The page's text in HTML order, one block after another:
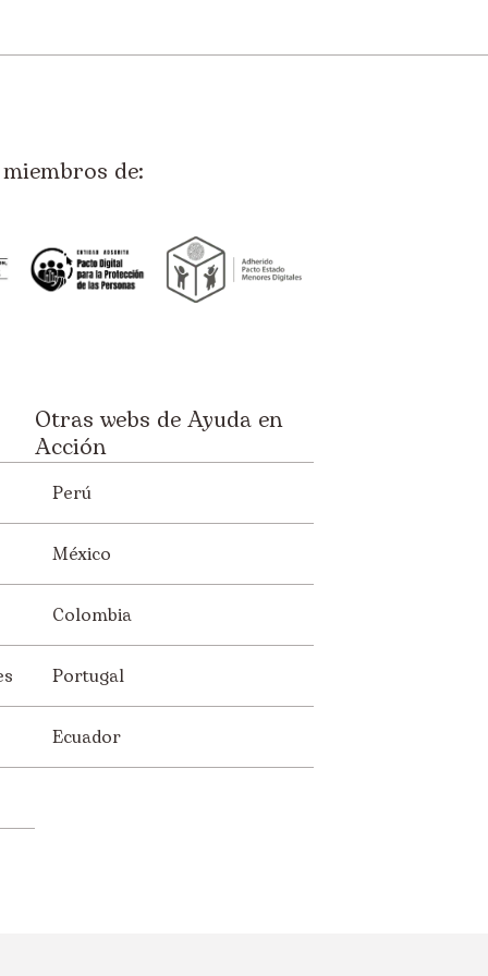
de:
Otras webs de Ayuda en
Acción
Perú
México
Colombia
Portugal
Ecuador